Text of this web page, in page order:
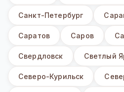
Санкт-Петербург
Саратов Саров
Свердловск Светлый
Северо-Курильск